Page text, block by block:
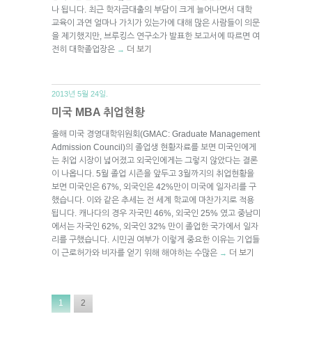
나 됩니다. 최근 학자금대출의 부담이 크게 늘어나면서 대학
교육이 과연 얼마나 가치가 있는가에 대해 많은 사람들이 의문
을 제기했지만, 브루킹스 연구소가 발표한 보고서에 따르면 여
전히 대학졸업장은 → 더 보기
2013년 5월 24일.
미국 MBA 취업현황
올해 미국 경영대학위원회(GMAC: Graduate Management
Admission Council)의 졸업생 현황자료를 보면 미국인에게
는 취업 시장이 넓어졌고 외국인에게는 그렇지 않았다는 결론
이 나옵니다. 5월 졸업 시즌을 앞두고 3월까지의 취업현황을
보면 미국인은 67%, 외국인은 42%만이 미국에 일자리를 구
했습니다. 이와 같은 추세는 전 세계 학교에 마찬가지로 적용
됩니다. 캐나다의 경우 자국민 46%, 외국인 25% 였고 중남미
에서는 자국인 62%, 외국인 32% 만이 졸업한 국가에서 일자
리를 구했습니다. 시민권 여부가 이렇게 중요한 이유는 기업들
이 근로허가와 비자를 얻기 위해 해야하는 수많은 → 더 보기
1 2